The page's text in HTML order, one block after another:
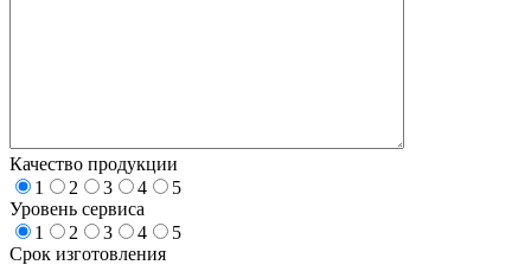
Качество продукции
1
2 3 4
5
Уровень сервиса
1
2 3 4
5
Срок изготовления